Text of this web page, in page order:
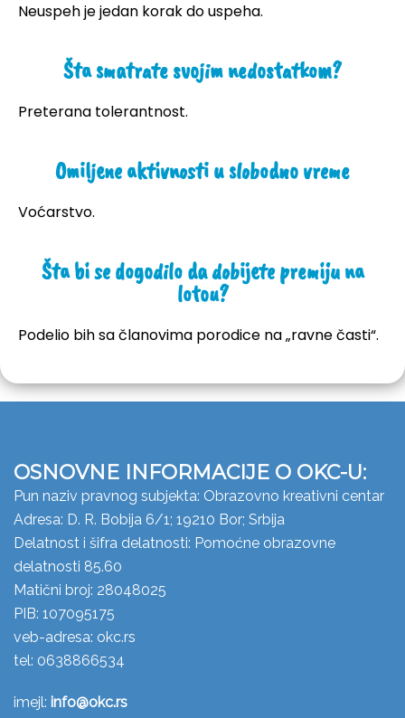
Neuspeh je jedan korak do uspeha.
Šta smatrate svojim nedostatkom?
Preterana tolerantnost.
Omiljene aktivnosti u slobodno vreme
Voćarstvo.
Šta bi se dogodilo da dobijete premiju na
lotou?
Podelio bih sa članovima porodice na „ravne časti“.
OSNOVNE INFORMACIJE O OKC-U:
Pun naziv pravnog subjekta: Obrazovno kreativni centar
Adresa: D. R. Bobija 6/1; 19210 Bor; Srbija
Delatnost i šifra delatnosti: Pomoćne obrazovne
delatnosti 85.60
Matični broj: 28048025
PIB: 107095175
veb-adresa: okc.rs
tel: 0638866534
imejl: info@okc.rs